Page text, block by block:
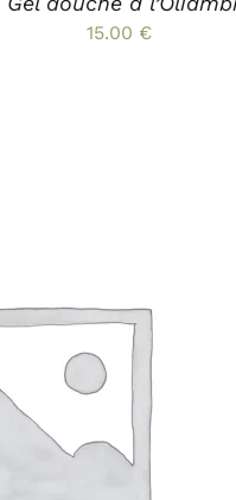
15.00 €
APERÇU